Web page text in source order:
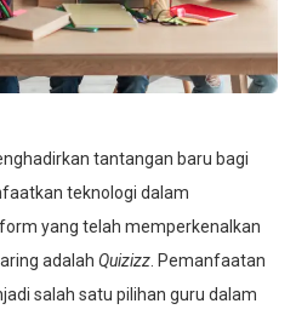
tantangan baru bagi
teknologi dalam
yang telah memperkenalkan
adalah Quizizz . Pemanfaatan
salah satu pilihan guru dalam